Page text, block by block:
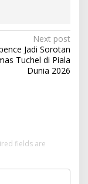
Next post
Jadi Sorotan
Tuchel di Piala
Dunia 2026
fields are